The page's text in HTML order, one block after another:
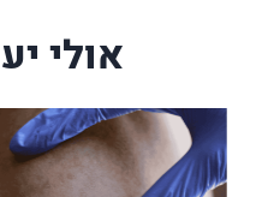
אולי